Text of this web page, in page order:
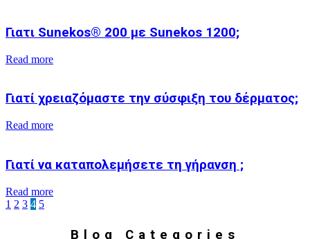
Γιατι Sunekos® 200 με Sunekos 1200;
Read more
Γιατί χρειαζόμαστε την σύσφιξη του δέρματος;
Read more
Γιατί να καταπολεμήσετε τη γήρανση ;
Read more
1 2 3 4 5
Blog Categories